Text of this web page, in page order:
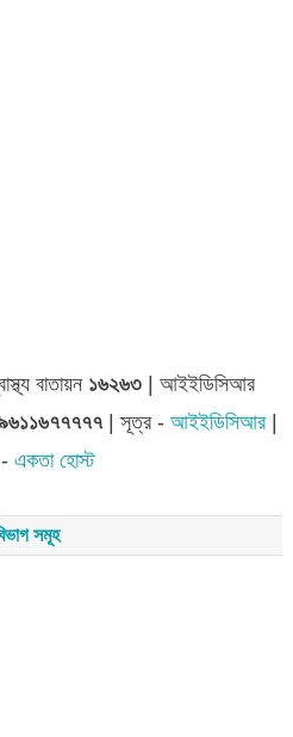
বাতায়ন ১৬২৬৩| আইইডিসিআর
| সূত্র - আইইডিসিআর|
একতা হোস্ট
সমূহ